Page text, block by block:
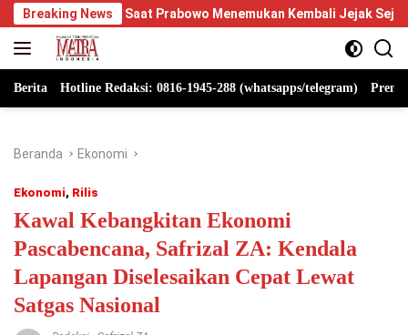
Langsung
ke
konten
Breaking News
Prabowo Menemukan Kembali Jejak Sejarah IPDN
Berita Hotline Redaksi: 0816-1945-288 (whatsapps/telegram)
Beranda Ekonomi
Ekonomi, Rilis
Kawal Kebangkitan Ekonomi
Pascabencana, Safrizal ZA: Kendala
Lapangan Diselesaikan Cepat Lewat
Satgas Nasional